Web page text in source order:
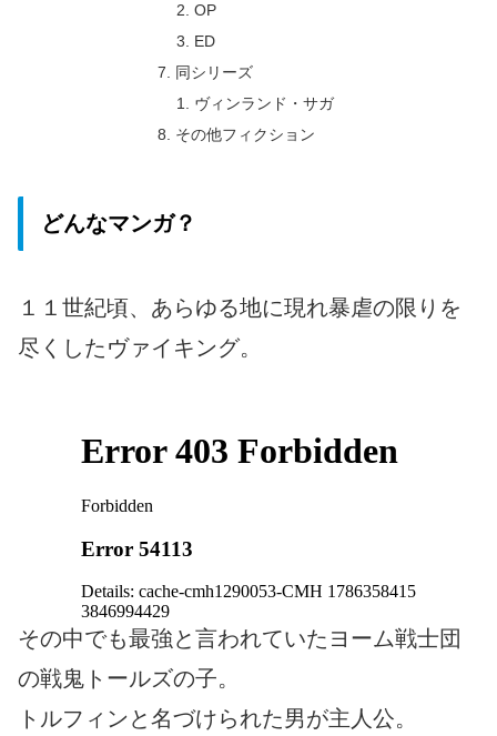
OP
ED
同シリーズ
ヴィンランド・サガ
その他フィクション
どんなマンガ？
１１世紀頃、あらゆる地に現れ暴虐の限りを
尽くしたヴァイキング。
その中でも最強と言われていたヨーム戦士団
の戦鬼トールズの子。
トルフィンと名づけられた男が主人公。